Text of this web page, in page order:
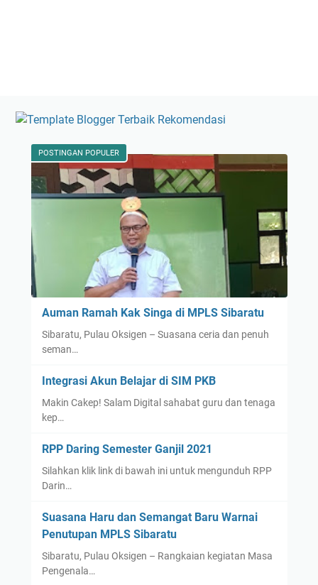
POSTINGAN POPULER
Auman Ramah Kak Singa di MPLS Sibaratu
Sibaratu, Pulau Oksigen – Suasana ceria dan penuh
seman…
Integrasi Akun Belajar di SIM PKB
Makin Cakep! Salam Digital sahabat guru dan tenaga
kep…
RPP Daring Semester Ganjil 2021
Silahkan klik link di bawah ini untuk mengunduh RPP
Darin…
Suasana Haru dan Semangat Baru Warnai
Penutupan MPLS Sibaratu
Sibaratu, Pulau Oksigen – Rangkaian kegiatan Masa
Pengenala…